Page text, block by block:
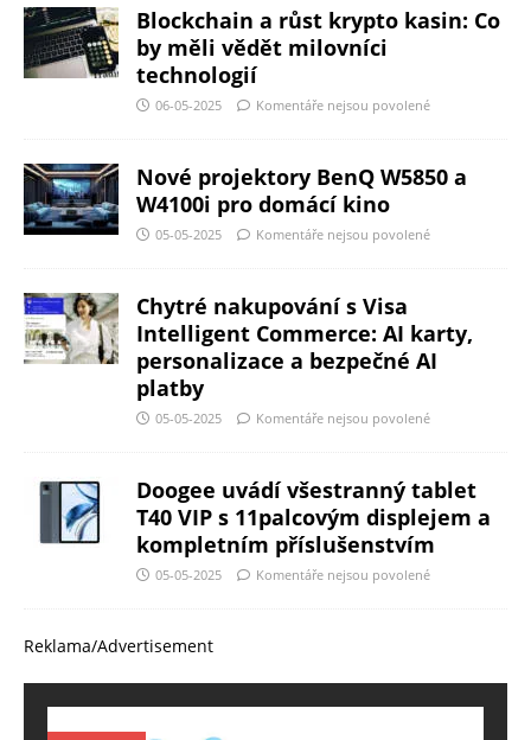
Blockchain a růst krypto kasin: Co
by měli vědět milovníci
technologií
06-05-2025 Komentáře nejsou povolené
Nové projektory BenQ W5850 a
W4100i pro domácí kino
05-05-2025 Komentáře nejsou povolené
Chytré nakupování s Visa
Intelligent Commerce: AI karty,
personalizace a bezpečné AI
platby
05-05-2025 Komentáře nejsou povolené
Doogee uvádí všestranný tablet
T40 VIP s 11palcovým displejem a
kompletním příslušenstvím
05-05-2025 Komentáře nejsou povolené
Reklama/Advertisement